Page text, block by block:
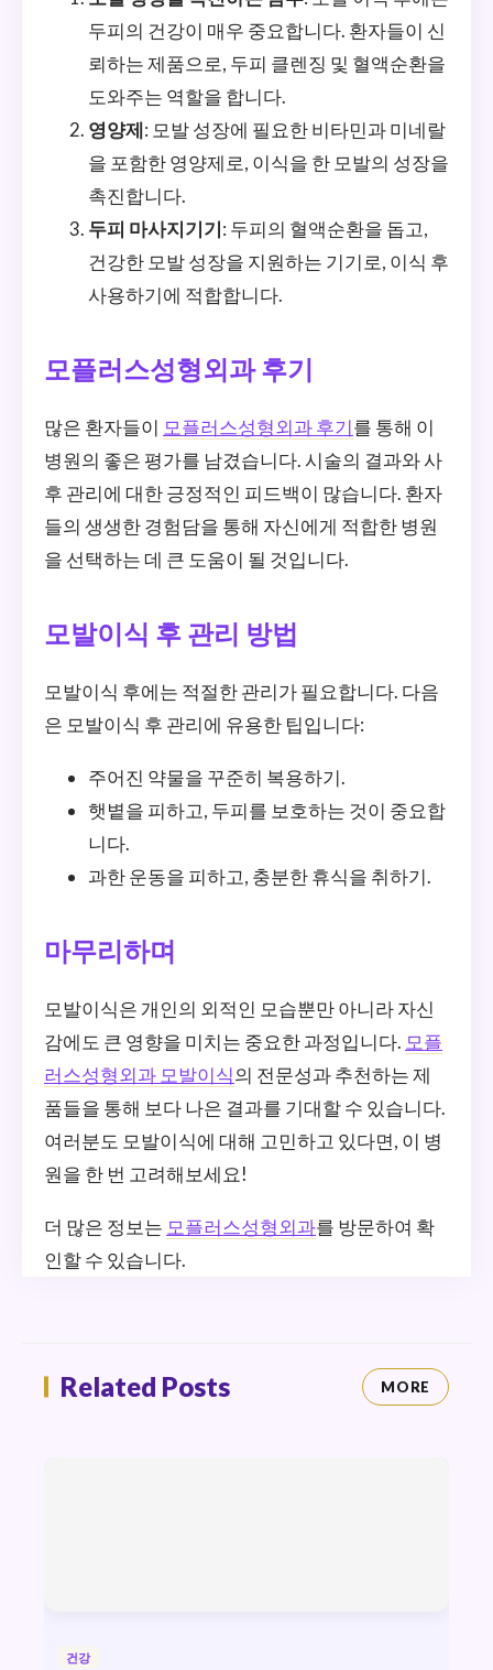
두피의 건강이 매우 중요합니다. 환자들이 신
뢰하는 제품으로, 두피 클렌징 및 혈액순환을
도와주는 역할을 합니다.
영양제: 모발 성장에 필요한 비타민과 미네랄
을 포함한 영양제로, 이식을 한 모발의 성장을
촉진합니다.
두피 마사지기기: 두피의 혈액순환을 돕고,
건강한 모발 성장을 지원하는 기기로, 이식 후
사용하기에 적합합니다.
모플러스성형외과 후기
많은 환자들이 모플러스성형외과 후기를 통해 이
병원의 좋은 평가를 남겼습니다. 시술의 결과와 사
후 관리에 대한 긍정적인 피드백이 많습니다. 환자
들의 생생한 경험담을 통해 자신에게 적합한 병원
을 선택하는 데 큰 도움이 될 것입니다.
모발이식 후 관리 방법
모발이식 후에는 적절한 관리가 필요합니다. 다음
은 모발이식 후 관리에 유용한 팁입니다:
주어진 약물을 꾸준히 복용하기.
햇볕을 피하고, 두피를 보호하는 것이 중요합
니다.
과한 운동을 피하고, 충분한 휴식을 취하기.
마무리하며
모발이식은 개인의 외적인 모습뿐만 아니라 자신
감에도 큰 영향을 미치는 중요한 과정입니다. 모플
러스성형외과 모발이식의 전문성과 추천하는 제
품들을 통해 보다 나은 결과를 기대할 수 있습니다.
여러분도 모발이식에 대해 고민하고 있다면, 이 병
원을 한 번 고려해보세요!
더 많은 정보는 모플러스성형외과를 방문하여 확
인할 수 있습니다.
Related Posts MORE
건강